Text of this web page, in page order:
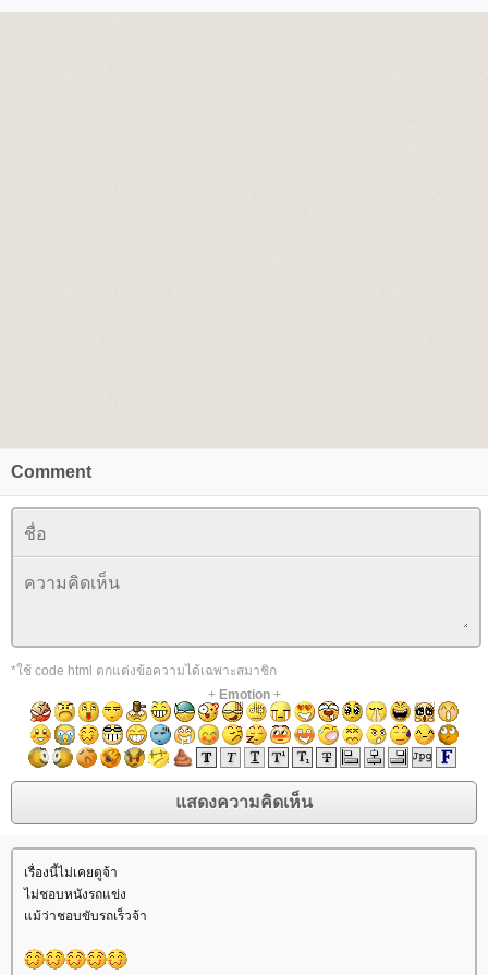
Comment
*ใช้ code html ตกแต่งข้อความได้เฉพาะสมาชิก
+ Emotion+
เรื่องนี้ไม่เคยดูจ้า
ไม่ชอบหนังรถแข่ง
ม้ว่าชอบขับรถเร็วจ้า